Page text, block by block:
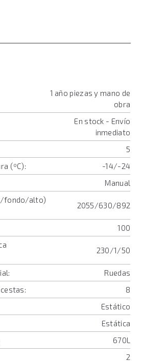
1 año piezas y mano de
obra
En stock - Envío
inmediato
5
(ºC):
-14/-24
Manual
fondo/alto)
2055/630/892
100
230/1/50
Ruedas
8
Estático
Estática
670L
2